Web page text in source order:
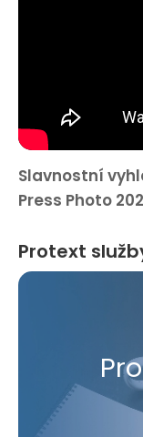
Slavnostní
Press Photo
Protext